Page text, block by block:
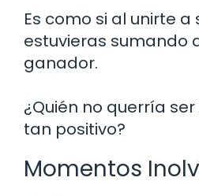
Es como si al unirte a
estuvieras sumando
ganador.
¿Quién no querría
tan positivo?
Momentos